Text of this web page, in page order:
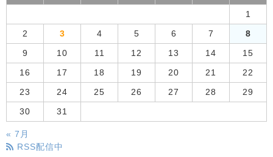
1
2 3 4 5 6 7 8
9 10 11 12 13 14 15
16 17 18 19 20 21 22
23 24 25 26 27 28 29
30 31
« 7月
RSS配信中